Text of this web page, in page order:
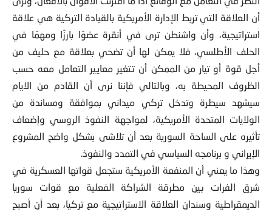
أن العلاقة التي تربط الإدارة الأمريكية بالقيادة التركية هي علاقة
استراتيجية، وأن واشنطن ترى في أنقرة عضوًا بارزًا ومهمًا في
الحلف الأطلسي، فلا يمكن لها أن تضحي بعلاقة مع حليف من
أجل قوة أو تيار من الممكن أن تتغير معايير التعامل معه حسب
الظروف المحيطة به، وبالتالي فإننا نرى أن القادم من الايام
سيشهد سيطرة وتدخل تركي ميداني بموافقة ومساندة من
الولايات المتحدة الأمريكية، لمواجهة النفوذ الروسي وإضعاف
تأثيره على الساحة السورية بعد أن تلاشى بشكل واضح المشروع
الإيراني و برنامجه السياسي في التمدد والنفوذ.
وهذا ما يعني أن المنفعة الأمريكية ستجعل قواتها العسكرية في
شرق الفرات بين مطرقة الشراكة الفعلية مع قوات سوريا
الديمقراطية وسندان العلاقة الاستراتيجية مع تركيا، بعد أن أصبح